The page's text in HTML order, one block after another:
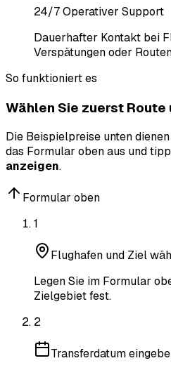
24/7 Operativer Support
Dauerhafter Kontakt bei
Verspätungen oder
So funktioniert es
Wählen Sie zuerst Route
Die Beispielpreise unten
das Formular oben aus und
anzeigen.
Formular oben
1
Flughafen und Ziel
Legen Sie im Formular
Zielgebiet fest.
2
Transferdatum